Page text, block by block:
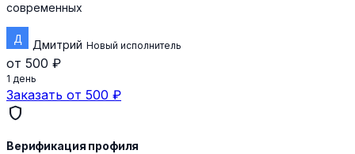
современных
Дмитрий Новый исполнитель
от 500 ₽
1 день
Заказать от 500 ₽
shield
Верификация профиля